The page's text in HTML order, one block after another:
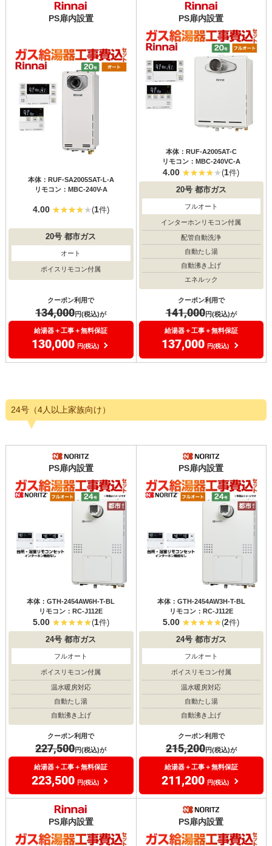
PS扉内設置
本体：RUF-SA2005SAT-L-A
リモコン：MBC-240V-A
4.00 (1件)
20号 都市ガス
オート
ボイスリモコン付属
クーポン利用で
134,000円(税込)が
給湯器＋工事＋無料保証
130,000 円(税込)
PS扉内設置
本体：RUF-A2005AT-C
リモコン：MBC-240VC-A
4.00 (1件)
20号都市ガス
フルオート
インターホンリモコン付属
配管自動洗浄
自動たし湯
自動沸き上げ
エネルック
クーポン利用で
141,000円(税込)が
給湯器＋工事＋無料保証
137,000 円(税込)
24号（4人以上家族向け）
PS扉内設置
本体：GTH-2454AW6H-T-BL
リモコン：RC-J112E
5.00 (1件)
24号 都市ガス
フルオート
ボイスリモコン付属
温水暖房対応
自動たし湯
自動沸き上げ
クーポン利用で
227,500円(税込)が
給湯器＋工事＋無料保証
223,500 円(税込)
PS扉内設置
本体：GTH-2454AW3H-T-BL
リモコン：RC-J112E
5.00 (2件)
24号都市ガス
フルオート
ボイスリモコン付属
温水暖房対応
自動たし湯
自動沸き上げ
クーポン利用で
215,200円(税込)が
給湯器＋工事＋無料保証
211,200 円(税込)
PS扉内設置 PS扉内設置